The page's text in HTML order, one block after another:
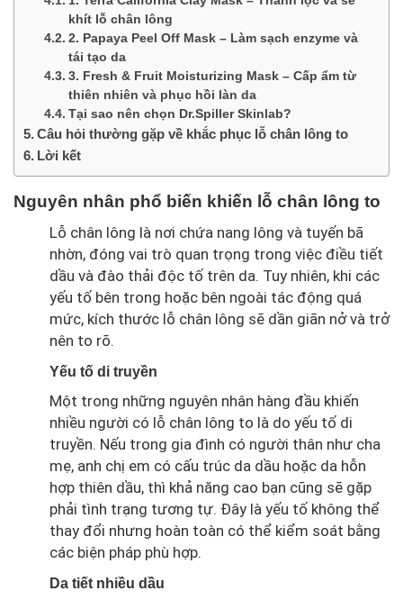
khít lỗ chân lông
2. Papaya Peel Off Mask – Làm sạch enzyme và
tái tạo da
3. Fresh & Fruit Moisturizing Mask – Cấp ẩm từ
thiên nhiên và phục hồi làn da
Tại sao nên chọn Dr.Spiller Skinlab?
Câu hỏi thường gặp về khắc phục lỗ chân lông to
Lời kết
Nguyên nhân phổ biến khiến lỗ chân lông to
Lỗ chân lông là nơi chứa nang lông và tuyến bã
nhờn, đóng vai trò quan trọng trong việc điều tiết
dầu và đào thải độc tố trên da. Tuy nhiên, khi các
yếu tố bên trong hoặc bên ngoài tác động quá
mức, kích thước lỗ chân lông sẽ dần giãn nở và trở
nên to rõ.
Yếu tố di truyền
Một trong những nguyên nhân hàng đầu khiến
nhiều người có lỗ chân lông to là do yếu tố di
truyền. Nếu trong gia đình có người thân như cha
mẹ, anh chị em có cấu trúc da dầu hoặc da hỗn
hợp thiên dầu, thì khả năng cao bạn cũng sẽ gặp
phải tình trạng tương tự. Đây là yếu tố không thể
thay đổi nhưng hoàn toàn có thể kiểm soát bằng
các biện pháp phù hợp.
Da tiết nhiều dầu